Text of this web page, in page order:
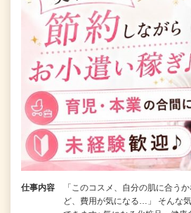
仕事内容
「このコスメ、自分の肌に合う
ど、費用が気になる…」 そんな